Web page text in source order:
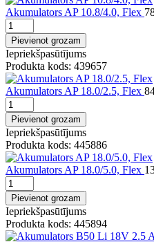
Akumulators AP 10.8/4.0, Flex
Pievienot grozam
Iepriekšpasūtījums
Produkta kods: 439657
Akumulators AP 18.0/2.5, Flex
Pievienot grozam
Iepriekšpasūtījums
Produkta kods: 445886
Akumulators AP 18.0/5.0, Flex
Pievienot grozam
Iepriekšpasūtījums
Produkta kods: 445894